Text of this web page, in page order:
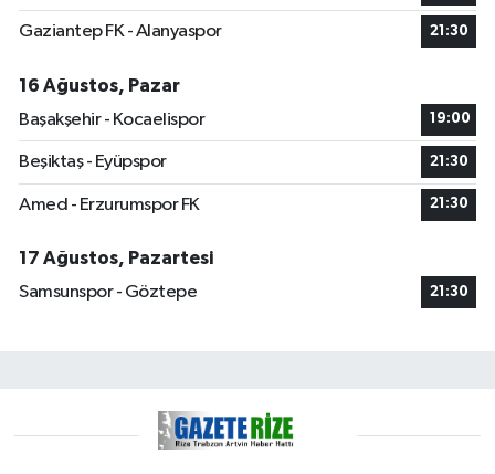
Gaziantep FK - Alanyaspor 21:30
16 Ağustos, Pazar
Başakşehir - Kocaelispor
19:00
Beşiktaş - Eyüpspor 21:30
Amed - Erzurumspor FK 21:30
17 Ağustos, Pazartesi
Samsunspor - Göztepe
21:30